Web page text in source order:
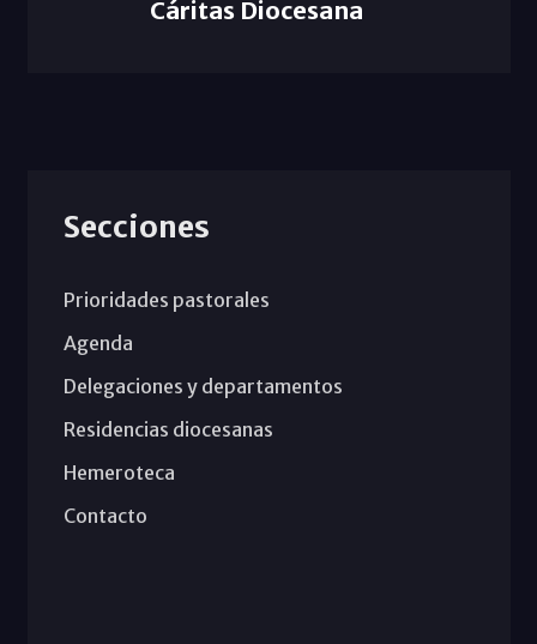
Cáritas Diocesana
Secciones
Prioridades pastorales
Agenda
Delegaciones y departamentos
Residencias diocesanas
Hemeroteca
Contacto